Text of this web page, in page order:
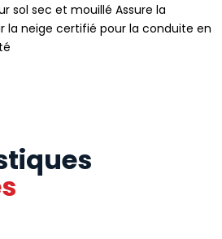
sol sec et mouillé Assure la
la neige certifié pour la conduite en